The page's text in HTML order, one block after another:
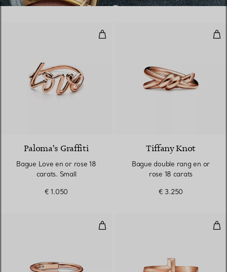
Bague Love en or rose 18
Paloma’s Graffiti
Bague Love en or rose 18
carats. Small
€ 1.050
Tiffany Knot
Bague double rang en or
rose 18 carats
€ 3.250
Bague en or rose